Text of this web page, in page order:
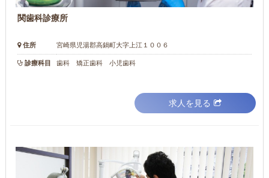
関歯科診療所
住所 宮崎県児湯郡高鍋町大字上江１００６
診療科目 歯科 矯正歯科 小児歯科
求人を見る